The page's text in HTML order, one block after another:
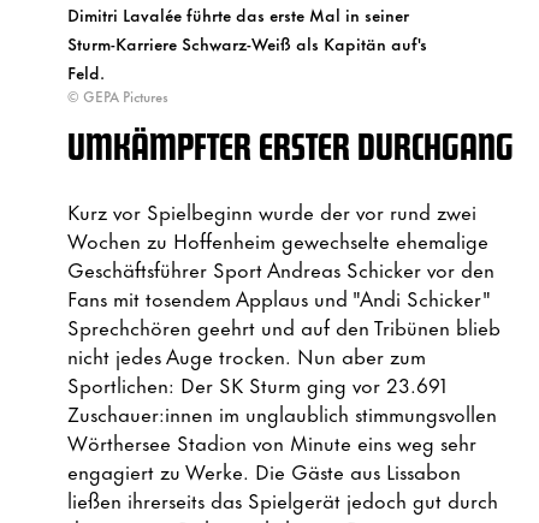
Dimitri Lavalée führte das erste Mal in seiner
Sturm-Karriere Schwarz-Weiß als Kapitän auf's
Feld.
© GEPA Pictures
UMKÄMPFTER ERSTER DURCHGANG
Kurz vor Spielbeginn wurde der vor rund zwei
Wochen zu Hoffenheim gewechselte ehemalige
Geschäftsführer Sport Andreas Schicker vor den
Fans mit tosendem Applaus und "Andi Schicker"
Sprechchören geehrt und auf den Tribünen blieb
nicht jedes Auge trocken. Nun aber zum
Sportlichen: Der SK Sturm ging vor 23.691
Zuschauer:innen im unglaublich stimmungsvollen
Wörthersee Stadion von Minute eins weg sehr
engagiert zu Werke. Die Gäste aus Lissabon
ließen ihrerseits das Spielgerät jedoch gut durch